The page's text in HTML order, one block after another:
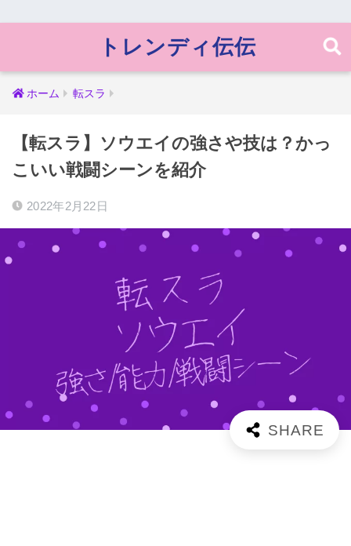
トレンディ伝伝
ホーム 転スラ
【転スラ】ソウエイの強さや技は？かっ
こいい戦闘シーンを紹介
2022年2月22日